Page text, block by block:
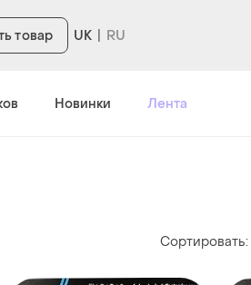
товар UK
Новинки Лента
Сортировать: